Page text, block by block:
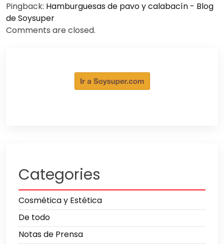
Pingback: Hamburguesas de pavo y calabacín - Blog
de Soysuper
Comments are closed.
Categories
Cosmética y Estética
De todo
Notas de Prensa